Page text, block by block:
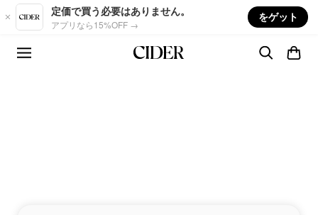
Skip to main content
定価で買う必要はありません。
アプリなら15%OFF →
をゲット